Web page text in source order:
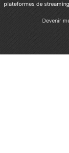
plateformes de
Devenir